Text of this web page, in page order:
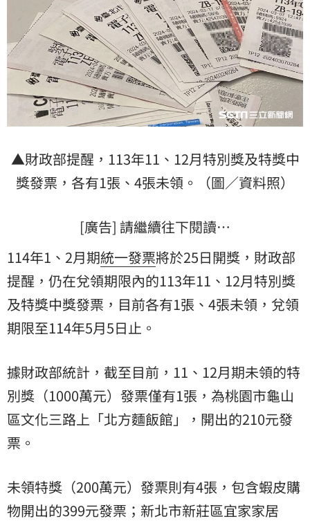
▲財政部提醒，113年11、12月特別獎及特獎中
獎發票，各有1張、4張未領。（圖／資料照）
[廣告] 請繼續往下閱讀…
114年1、2月期統一發票將於25日開獎，財政部
提醒，仍在兌領期限內的113年11、12月特別獎
及特獎中獎發票，目前各有1張、4張未領，兌領
期限至114年5月5日止。
據財政部統計，截至目前，11、12月期未領的特
別獎（1000萬元）發票僅有1張，為桃園市龜山
區文化三路上「北方麵飯館」，開出的210元發
票。
未領特獎（200萬元）發票則有4張，包含蝦皮購
物開出的399元發票；新北市新莊區宜家家居